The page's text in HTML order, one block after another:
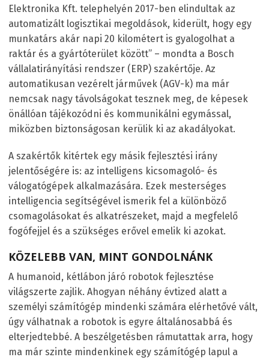
Elektronika Kft. telephelyén 2017-ben elindultak az
automatizált logisztikai megoldások, kiderült, hogy egy
munkatárs akár napi 20 kilométert is gyalogolhat a
raktár és a gyártóterület között” – mondta a Bosch
vállalatirányítási rendszer (ERP) szakértője. Az
automatikusan vezérelt járművek (AGV-k) ma már
nemcsak nagy távolságokat tesznek meg, de képesek
önállóan tájékozódni és kommunikálni egymással,
miközben biztonságosan kerülik ki az akadályokat.
A szakértők kitértek egy másik fejlesztési irány
jelentőségére is: az intelligens kicsomagoló- és
válogatógépek alkalmazására. Ezek mesterséges
intelligencia segítségével ismerik fel a különböző
csomagolásokat és alkatrészeket, majd a megfelelő
fogófejjel és a szükséges erővel emelik ki azokat.
KÖZELEBB VAN, MINT GONDOLNÁNK
A humanoid, kétlábon járó robotok fejlesztése
világszerte zajlik. Ahogyan néhány évtized alatt a
személyi számítógép mindenki számára elérhetővé vált,
úgy válhatnak a robotok is egyre általánosabbá és
elterjedtebbé. A beszélgetésben rámutattak arra, hogy
ma már szinte mindenkinek egy számítógép lapul a